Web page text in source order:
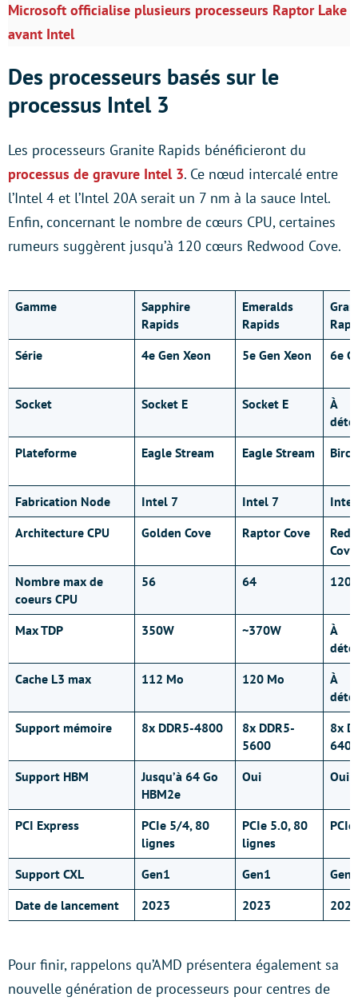
Microsoft officialise plusieurs processeurs Raptor Lake
avant Intel
Des processeurs basés sur le
processus Intel 3
Les processeurs Granite Rapids bénéficieront du
processus de gravure Intel 3. Ce nœud intercalé entre
l’Intel 4 et l’Intel 20A serait un 7 nm à la sauce Intel.
Enfin, concernant le nombre de cœurs CPU, certaines
rumeurs suggèrent jusqu’à 120 cœurs Redwood Cove.
Gamme
Sapphire
Rapids
Emeralds
Rapids
Série
4e Gen Xeon 5e Gen Xeon 6e
Socket Socket E Socket E
À
Plateforme
Eagle Stream Eagle Stream
Fabrication Node Intel 7 Intel 7
Architecture CPU
Golden Cove Raptor Cove
Cove
Nombre max de
coeurs CPU
56 64 120
Max TDP 350W ~370W
À
Cache L3 max
112 Mo 120 Mo
À
Support mémoire
8x DDR5-4800
8x DDR5-
5600
8x
Support HBM
Jusqu’à 64 Go
HBM2e
Oui Oui
PCI Express
PCIe 5/4, 80
lignes
PCIe 5.0, 80
lignes
Support CXL Gen1 Gen1
Gen2
Date de lancement
2023 2023 2024
Pour finir, rappelons qu’AMD présentera également sa
nouvelle génération de processeurs pour centres de